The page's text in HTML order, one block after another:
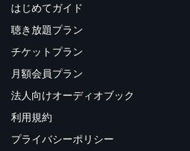
はじめてガイド
聴き放題プラン
チケットプラン
月額会員プラン
法人向けオーディオブック
利用規約
プライバシーポリシー